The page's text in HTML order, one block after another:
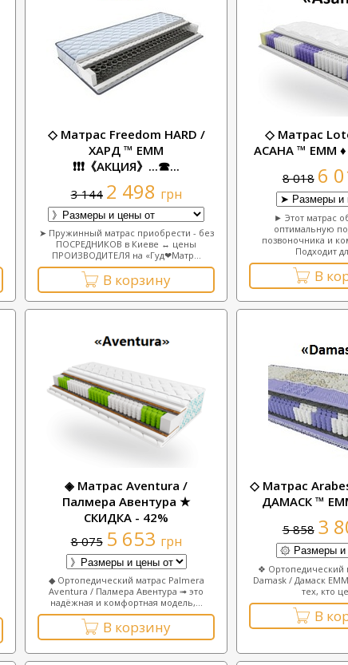
◇ Матрас Freedom HARD /
ХАРД ™ ЕММ
❗❗❗《АКЦИЯ》...☎...
3 144 2 498 грн
➤ Пружинный матрас приобрести - без
ПОСРЕДНИКОВ в Киеве ↔ цены
ПРОИЗВОДИТЕЛЯ на «Гуд❤Матр...
В корзину
◇ Матрас
АСАНА ™ ЕММ ♦
8 018 6
► Этот матрас
оптимальную
позвоночника и
Подходит
В
◈ Матрас Aventura /
Палмера Авентура ★
СКИДКА - 42%
8 075 5 653 грн
◆ Ортопедический матрас Palmera
Aventura / Палмера Авентура ➟ это
надёжная и комфортная модель,...
В корзину
◇ Матрас
ДАМАСК ™ ЕММ
5 858 3
❖ Ортопедический
Damask / Дамаск
тех, кто
В